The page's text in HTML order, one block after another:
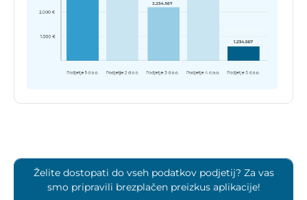
Želite dostopati do vseh podatkov podjetij? Za vas
smo pripravili brezplačen preizkus aplikacije!